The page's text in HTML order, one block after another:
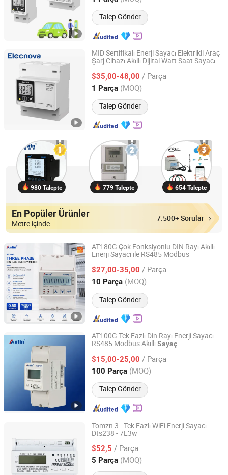
Talep Gönder
MID Sertifikalı Enerji Sayacı Elektrikli Araç
Şarj Cihazı Akıllı Dijital Watt Saat Sayacı
$35,00-48,00 / Parça
1 Parça (MOQ)
Talep Gönder
Jiangsu Sfere Electric Co., Ltd.
Jiangsu, China Fiyat 2023
980 Talepte 779 Talepte 654 Talepte
En Popüler Ürünler
Metre içinde
7.500+ Sorular
AT180G Çok Fonksiyonlu DIN Rayı Akıllı
Enerji Sayacı ile RS485 Modbus
$27,00-35,00 / Parça
10 Parça (MOQ)
Talep Gönder
Hangzhou Antin Power Technology Co., Ltd.
Zhejiang, China Fiyat 2022
AT100G Tek Fazlı Din Rayı Enerji Sayacı
RS485 Modbus Akıllı Sayaç
$15,00-25,00 / Parça
100 Parça (MOQ)
Talep Gönder
Hangzhou Antin Power Technology Co., Ltd.
Zhejiang, China Fiyat 2022
Tomzn 3 - Tek Fazlı WiFi Enerji Sayacı
Dts238 - 7L3w
$52,5 / Parça
5 Parça (MOQ)
Zhejiang Tongzheng Electric Co., Ltd.
Zhejiang, China Fiyat 2025